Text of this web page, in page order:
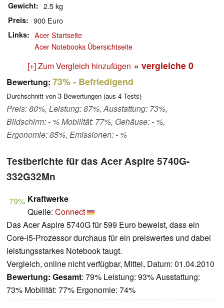
Gewicht 2.5 kg
Preis 900 Euro
Links
Acer Startseite
Acer Notebooks Übersichtseite
[+] Zum Vergleich hinzufügen » vergleiche 0
Bewertung: 73%- Befriedigend
Durchschnitt von 3 Bewertungen (aus 4 Tests)
Preis: 80%, Leistung: 87%, Ausstattung: 73%,
Bildschirm: - % Mobilität: 77%, Gehäuse: - %,
Ergonomie: 85%, Emissionen: - %
Testberichte für das Acer Aspire 5740G-
332G32Mn
79% Kraftwerke
Quelle: Connect
Das Acer Aspire 5740G für 599 Euro beweist, dass ein
Core-i5-Prozessor durchaus für ein preiswertes und dabei
leistungsstarkes Notebook taugt.
Vergleich, online nicht verfügbar, Mittel, Datum: 01.04.2010
Bewertung: Gesamt: 79% Leistung: 93% Ausstattung:
73% Mobilität: 77% Ergonomie: 74%